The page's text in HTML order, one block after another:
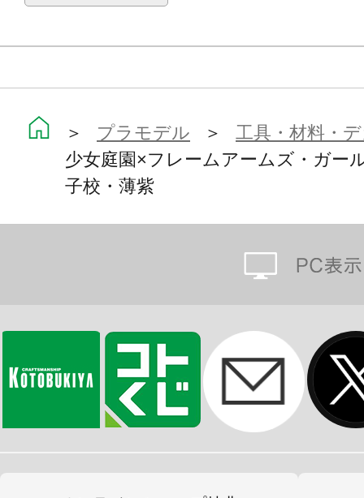
＞ プラモデル ＞ 工具・材料・
少女庭園×フレームアームズ・ガ
子校・薄紫